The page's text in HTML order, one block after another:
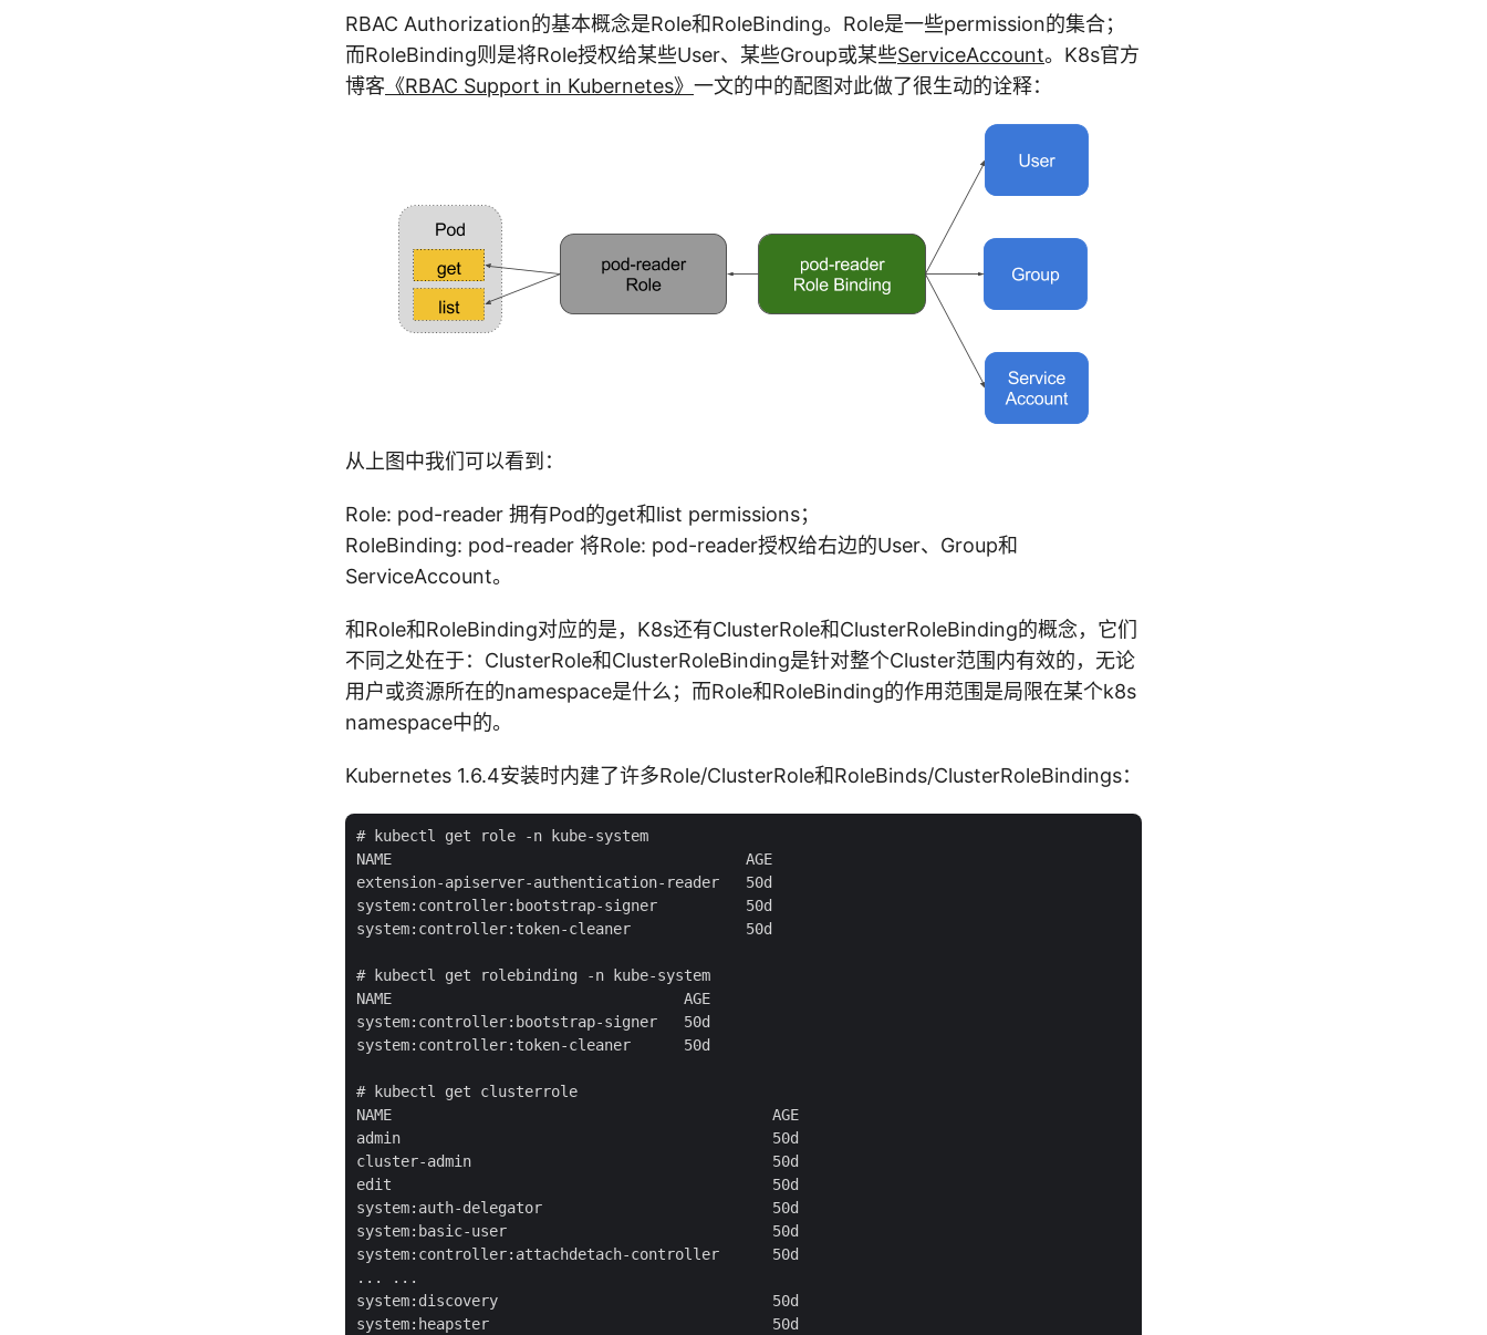
RBAC Authorization的基本概念是Role和RoleBinding。Role是一些permission的集合；
而RoleBinding则是将Role授权给某些User、某些Group或某些ServiceAccount。K8s官方
博客 《RBAC Support in Kubernetes》 一文的中的配图对此做了很生动的诠释：
从上图中我们可以看到：
Role: pod-reader 拥有Pod的get和list permissions；
RoleBinding: pod-reader 将Role: pod-reader授权给右边的User、Group和
ServiceAccount。
和Role和RoleBinding对应的是，K8s还有ClusterRole和ClusterRoleBinding的概念，它们
不同之处在于：ClusterRole和ClusterRoleBinding是针对整个Cluster范围内有效的，无论
用户或资源所在的namespace是什么；而Role和RoleBinding的作用范围是局限在某个k8s
namespace中的。
Kubernetes 1.6.4安装时内建了许多Role/ClusterRole和RoleBinds/ClusterRoleBindings：
# kubectl get role -n kube-system
NAME                                        AGE
extension-apiserver-authentication-reader   50d
system:controller:bootstrap-signer          50d
system:controller:token-cleaner             50d
# kubectl get rolebinding -n kube-system
NAME                                 AGE
system:controller:bootstrap-signer   50d
system:controller:token-cleaner      50d
# kubectl get clusterrole
NAME                                           AGE
admin                                          50d
cluster-admin                                  50d
edit                                           50d
system:auth-delegator                          50d
system:basic-user                              50d
system:controller:attachdetach-controller      50d
... ...
system:discovery                               50d
system:heapster                                50d